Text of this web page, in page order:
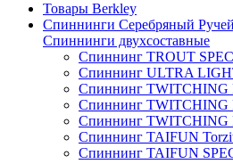
Товары Berkley
Спиннинги Серебряный Ручей
Спиннинги двухсоставные
Спиннинг TROUT
Спиннинг ULTRA
Спиннинг TWITCHING
Спиннинг TWITCHING
Спиннинг TWITCHING
Спиннинг TAIFUN
Спиннинг TAIFUN